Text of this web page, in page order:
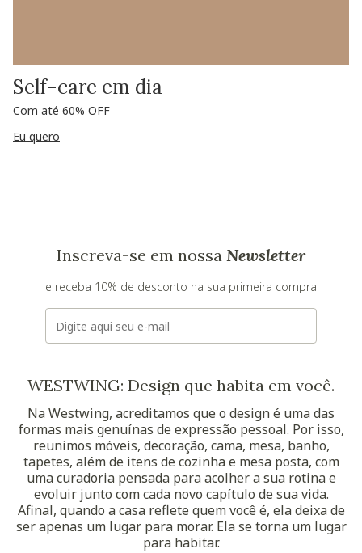
Self-care em dia
Com até 60% OFF
Eu quero
Inscreva-se em nossa Newsletter
e receba 10% de desconto na sua primeira compra
E-mail
WESTWING: Design que habita em você.
Na Westwing, acreditamos que o design é uma das
formas mais genuínas de expressão pessoal. Por isso,
reunimos móveis, decoração, cama, mesa, banho,
tapetes, além de itens de cozinha e mesa posta, com
uma curadoria pensada para acolher a sua rotina e
evoluir junto com cada novo capítulo de sua vida.
Afinal, quando a casa reflete quem você é, ela deixa de
ser apenas um lugar para morar. Ela se torna um lugar
para habitar.